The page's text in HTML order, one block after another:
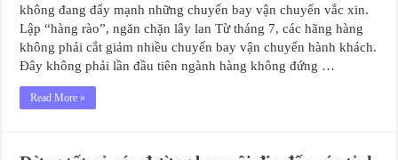
không đang đẩy mạnh những chuyến bay vận chuyển vắc xin.
Lập “hàng rào”, ngăn chặn lây lan Từ tháng 7, các hãng hàng
không phải cắt giảm nhiều chuyến bay vận chuyển hành khách.
Đây không phải lần đầu tiên ngành hàng không đứng …
Read More »